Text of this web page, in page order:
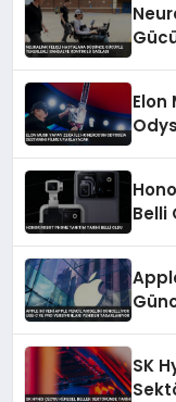
Elon
Belli
SK